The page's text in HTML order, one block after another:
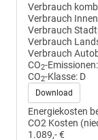
Verbrauch
Verbrauch
Verbrauch
Verbrauch
Verbrauch
CO2-Emissionen:
CO2-Klasse: D
Download
Energiekosten
CO2 Kosten
1.089,- €